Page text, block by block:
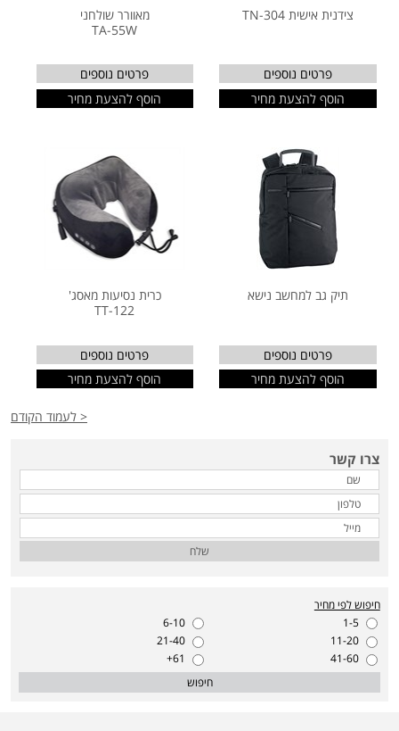
צידנית אישית TN-304
פרטים נוספים
הוסף להצעת מחיר
מאוורר שולחני
TA-55W
פרטים נוספים
הוסף להצעת מחיר
תיק גב למחשב נישא
פרטים נוספים
הוסף להצעת מחיר
כרית נסיעות מאסג'
TT-122
פרטים נוספים
הוסף להצעת מחיר
< לעמוד הקודם
צרו קשר
שלח
חיפוש לפי מחיר
1-5
6-10
11-20
21-40
41-60
61+
חיפוש